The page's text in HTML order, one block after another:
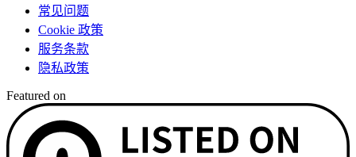
常见问题
Cookie 政策
服务条款
隐私政策
Featured on